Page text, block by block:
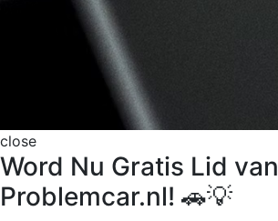
close
Word Nu Gratis Lid van
Problemcar.nl! 🚗💡